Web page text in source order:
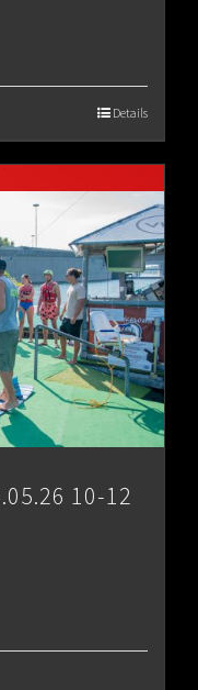
Details
10-12